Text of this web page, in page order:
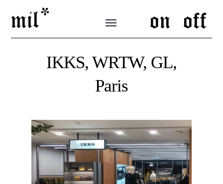
mil*
Toggle
menu
on off
IKKS, WRTW, GL,
Paris